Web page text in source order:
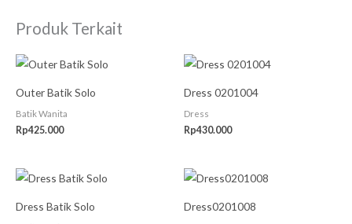
Produk Terkait
Outer Batik Solo
Batik Wanita
Rp425.000
Dress 0201004
Dress
Rp430.000
Dress Batik Solo Dress0201008